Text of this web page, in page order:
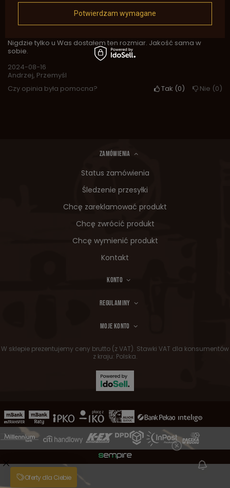
5/5
Opinia potwierdzona zakupem
Nigdzie tylko u Was dostałem ten rozmiar. Jakość sama w
sobie.
2024-08-16
Andrzej, Przemyśl
Czy opinia była pomocna?
Tak 0 Nie 0
ZAMÓWIENIA
Status zamówienia
Śledzenie przesyłki
Chcę zareklamować produkt
Chcę zwrócić produkt
Chcę wymienić produkt
Kontakt
KONTO
REGULAMINY
MOJE KONTO
W sklepie prezentujemy ceny brutto (z VAT). Stawki VAT dla konsumentów
z kraju: Polska.
Potwierdzam wymagane